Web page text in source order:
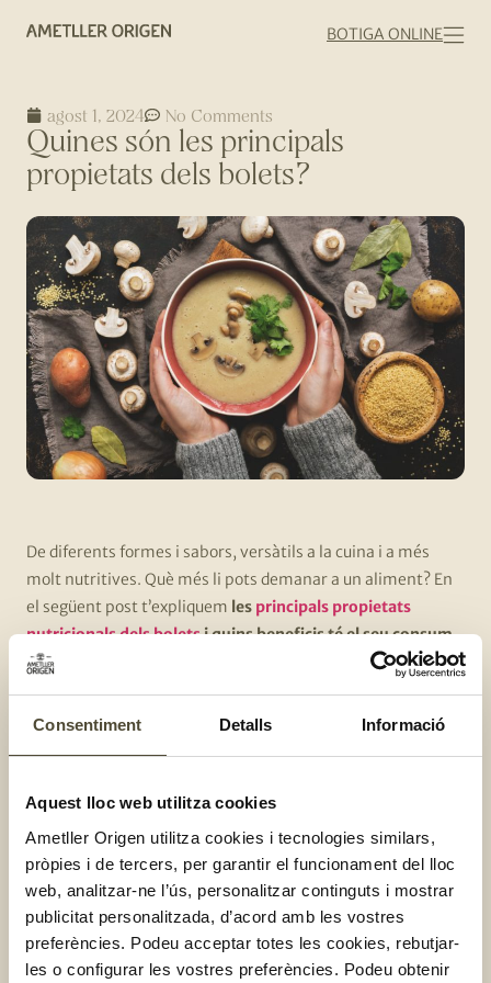
Consentiment Detalls Informació
Aquest lloc web utilitza cookies
Ametller Origen utilitza cookies i tecnologies similars,
pròpies i de tercers, per garantir el funcionament del lloc
web, analitzar-ne l’ús, personalitzar continguts i mostrar
publicitat personalitzada, d’acord amb les vostres
preferències. Podeu acceptar totes les cookies, rebutjar-
les o configurar les vostres preferències. Podeu obtenir
BOTIGA ONLINE
agost 1, 2024 No Comments
Quines són les principals
propietats dels bolets?
De diferents formes i sabors, versàtils a la cuina i a més
molt nutritives. Què més li pots demanar a un aliment? En
el següent post t’expliquem les principals propietats
nutricionals dels boletsi quins beneficis té el seu consum
per a la teva salut
. Continua llegint, estem segurs que no
Quatre propietats dels bolets
Baixos en calories:sabies que un 80% del bolet és
aigua? Aquest vegetal és molt baix en calories gràcies
al seu elevat contingut en aigua. Perquè et facis una
idea, 100 g de bolets aporten unes 24 kcal.
Contenen una quantitat important de fibra: els
bolets tenen una quantitat rellevant de fibra, la qual